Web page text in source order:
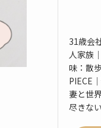
31歳会
人家族
味：散
PIECE
妻と世
尽きない